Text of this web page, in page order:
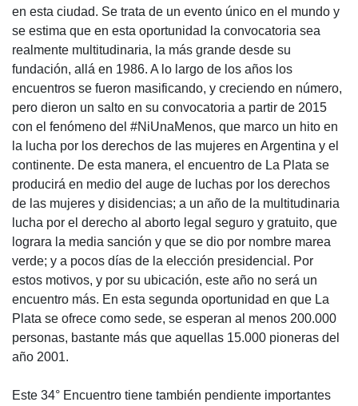
en esta ciudad. Se trata de un evento único en el mundo y
se estima que en esta oportunidad la convocatoria sea
realmente multitudinaria, la más grande desde su
fundación, allá en 1986. A lo largo de los años los
encuentros se fueron masificando, y creciendo en número,
pero dieron un salto en su convocatoria a partir de 2015
con el fenómeno del #NiUnaMenos, que marco un hito en
la lucha por los derechos de las mujeres en Argentina y el
continente. De esta manera, el encuentro de La Plata se
producirá en medio del auge de luchas por los derechos
de las mujeres y disidencias; a un año de la multitudinaria
lucha por el derecho al aborto legal seguro y gratuito, que
lograra la media sanción y que se dio por nombre marea
verde; y a pocos días de la elección presidencial. Por
estos motivos, y por su ubicación, este año no será un
encuentro más. En esta segunda oportunidad en que La
Plata se ofrece como sede, se esperan al menos 200.000
personas, bastante más que aquellas 15.000 pioneras del
año 2001.
Este 34° Encuentro tiene también pendiente importantes